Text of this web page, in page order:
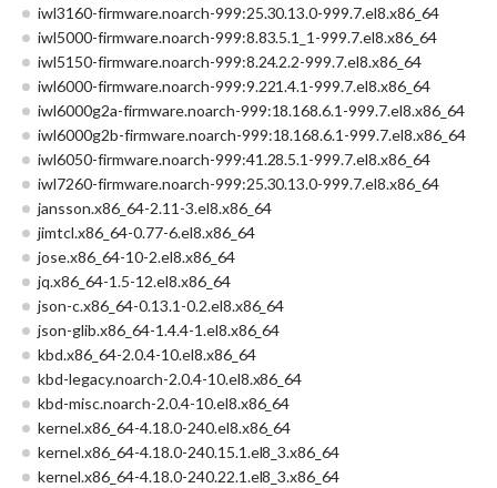
iwl3160-firmware.noarch-999:25.30.13.0-999.7.el8.x86_64
iwl5000-firmware.noarch-999:8.83.5.1_1-999.7.el8.x86_64
iwl5150-firmware.noarch-999:8.24.2.2-999.7.el8.x86_64
iwl6000-firmware.noarch-999:9.221.4.1-999.7.el8.x86_64
iwl6000g2a-firmware.noarch-999:18.168.6.1-999.7.el8.x86_64
iwl6000g2b-firmware.noarch-999:18.168.6.1-999.7.el8.x86_64
iwl6050-firmware.noarch-999:41.28.5.1-999.7.el8.x86_64
iwl7260-firmware.noarch-999:25.30.13.0-999.7.el8.x86_64
jansson.x86_64-2.11-3.el8.x86_64
jimtcl.x86_64-0.77-6.el8.x86_64
jose.x86_64-10-2.el8.x86_64
jq.x86_64-1.5-12.el8.x86_64
json-c.x86_64-0.13.1-0.2.el8.x86_64
json-glib.x86_64-1.4.4-1.el8.x86_64
kbd.x86_64-2.0.4-10.el8.x86_64
kbd-legacy.noarch-2.0.4-10.el8.x86_64
kbd-misc.noarch-2.0.4-10.el8.x86_64
kernel.x86_64-4.18.0-240.el8.x86_64
kernel.x86_64-4.18.0-240.15.1.el8_3.x86_64
kernel.x86_64-4.18.0-240.22.1.el8_3.x86_64